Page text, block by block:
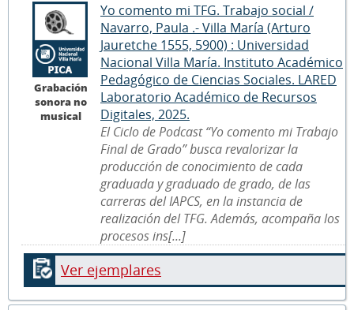
Grabación
sonora no
musical
Yo comento mi TFG. Trabajo social /
Navarro, Paula .- Villa María (Arturo
Jauretche 1555, 5900) : Universidad
Nacional Villa María. Instituto Académico
Pedagógico de Ciencias Sociales. LARED
Laboratorio Académico de Recursos
Digitales, 2025.
El Ciclo de Podcast “Yo comento mi Trabajo
Final de Grado” busca revalorizar la
producción de conocimiento de cada
graduada y graduado de grado, de las
carreras del IAPCS, en la instancia de
realización del TFG. Además, acompaña los
procesos ins[...]
Ver ejemplares